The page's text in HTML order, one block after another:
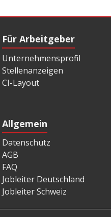
Für Arbeitgeber
Unternehmensprofil
Stellenanzeigen
CI-Layout
Allgemein
Datenschutz
AGB
FAQ
Jobleiter Deutschland
Jobleiter Schweiz